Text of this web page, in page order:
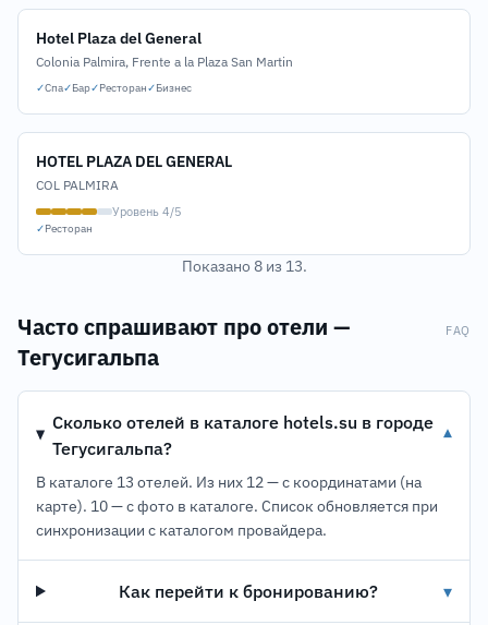
Hotel Plaza del General
Colonia Palmira, Frente a la Plaza San Martin
✓Спа✓Бар✓Ресторан✓Бизнес
HOTEL PLAZA DEL GENERAL
COL PALMIRA
Уровень 4/5
✓Ресторан
Показано 8 из 13.
Часто спрашивают про отели —
Тегусигальпа
FAQ
Сколько отелей в каталоге hotels.su в городе
Тегусигальпа?
▾
В каталоге 13 отелей. Из них 12 — с координатами (на
карте). 10 — с фото в каталоге. Список обновляется при
синхронизации с каталогом провайдера.
Как перейти к бронированию? ▾